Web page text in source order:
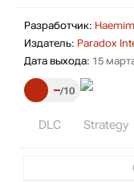
Разработчик:
Издатель: Paradox
Дата выхода: 15
– 10
DLC Strategy